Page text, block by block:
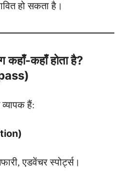
हो सकता है।
कहाँ-कहाँ होता है?
हैं:
एडवेंचर स्पोर्ट्स।